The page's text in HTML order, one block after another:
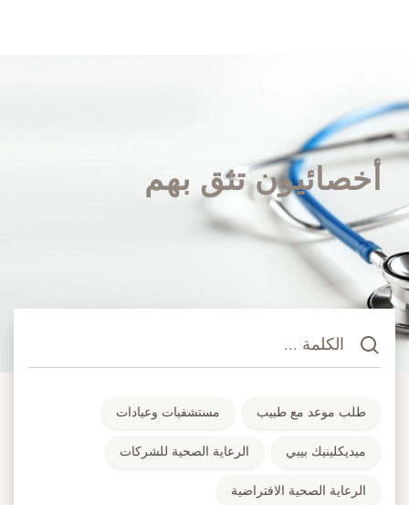
أخصائيون تثق بهم
طلب موعد مع طبيب مستشفيات وعيادات
ميديكلينيك بيبي الرعاية الصحية للشركات
الرعاية الصحية الافتراضية